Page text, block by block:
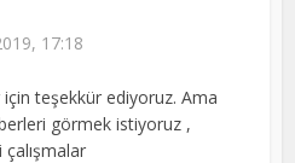
17:18
teşekkür ediyoruz. Ama
görmek istiyoruz ,
çalışmalar